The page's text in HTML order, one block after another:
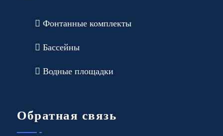
Фонтанные комплекты
Бассейны
Водные площадки
Обратная связь